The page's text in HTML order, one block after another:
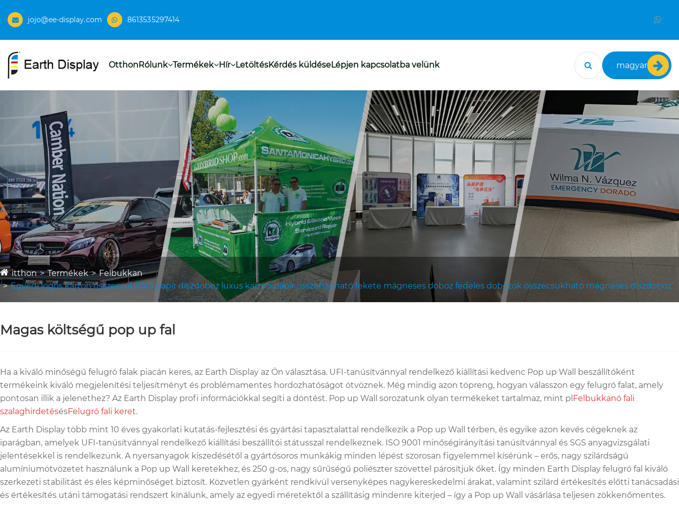
jojo@ee-display.com 8613535297414
OtthonRólunk Termékek Hír LetöltésKérdés küldéseLépjen kapcsolatba velünk magyar
itthon Termékek
Felbukkan
Egyedi logós karton összecsukható papír díszdoboz luxus karton papír összehajtható fekete mágneses doboz fedeles dobozok összecsukható mágneses díszdoboz
Magas költségű pop up fal
Ha a kiváló minőségű felugró falak piacán keres, az Earth Display az Ön választása. UFI-tanúsítvánnyal rendelkező kiállítási kedvenc Pop up Wall beszállítóként
termékeink kiváló megjelenítési teljesítményt és problémamentes hordozhatóságot ötvöznek. Még mindig azon töpreng, hogyan válasszon egy felugró falat, amely
pontosan illik a jelenethez? Az Earth Display profi információkkal segíti a döntést. Pop up Wall sorozatunk olyan termékeket tartalmaz, mint pl Felbukkanó fali
szalaghirdetésésFelugró fali keret.
Az Earth Display több mint 10 éves gyakorlati kutatás-fejlesztési és gyártási tapasztalattal rendelkezik a Pop up Wall térben, és egyike azon kevés cégeknek az
iparágban, amelyek UFI-tanúsítvánnyal rendelkező kiállítási beszállítói státusszal rendelkeznek. ISO 9001 minőségirányítási tanúsítvánnyal és SGS anyagvizsgálati
jelentésekkel is rendelkezünk. A nyersanyagok kiszedésétől a gyártósoros munkákig minden lépést szorosan figyelemmel kísérünk – erős, nagy szilárdságú
alumíniumötvözetet használunk a Pop up Wall keretekhez, és 250 g-os, nagy sűrűségű poliészter szövettel párosítjuk őket. Így minden Earth Display felugró fal kiváló
szerkezeti stabilitást és éles képminőséget biztosít. Közvetlen gyárként rendkívül versenyképes nagykereskedelmi árakat, valamint szilárd értékesítés előtti tanácsadási
és értékesítés utáni támogatási rendszert kínálunk, amely az egyedi méretektől a szállításig mindenre kiterjed – így a Pop up Wall vásárlása teljesen zökkenőmentes.